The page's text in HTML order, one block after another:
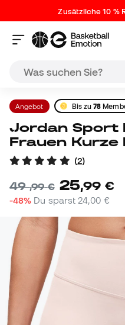
Zusätzliche 10 %
Angebot Bis zu78
Jordan Sport Essentials 7" für
Frauen Kurze
(2)
49,99 € 25,99 €
-48% Du sparst 24,00 €